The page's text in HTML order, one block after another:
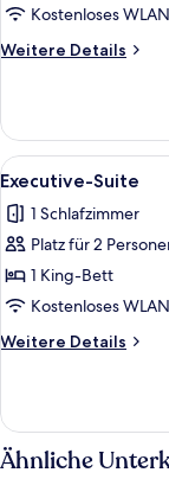
Kostenloses WLAN
Weitere Details
Weitere
Alle
Fotos
für
Executive-
Suite
anzeigen
4
Executive-Suite
1 Schlafzimmer
Platz für 2
1 King-Bett
Kostenloses WLAN
Weitere Details
Weitere
Suite
Ähnliche